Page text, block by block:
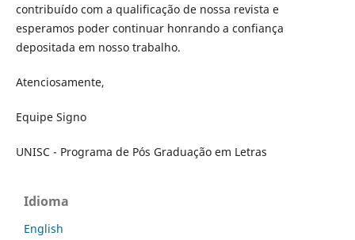
contribuído com a qualificação de nossa revista e
esperamos poder continuar honrando a confiança
depositada em nosso trabalho.
Atenciosamente,
Equipe Signo
UNISC - Programa de Pós Graduação em Letras
Idioma
English